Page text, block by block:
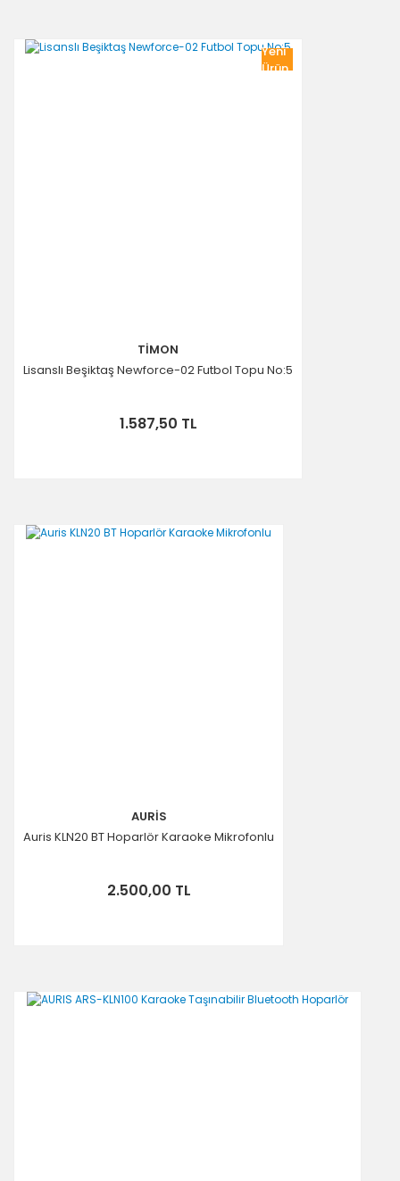
Yeni
Ürün
TİMON
Lisanslı Beşiktaş Newforce-02 Futbol Topu No:5
1.587,50 TL
AURİS
Auris KLN20 BT Hoparlör Karaoke Mikrofonlu
2.500,00 TL